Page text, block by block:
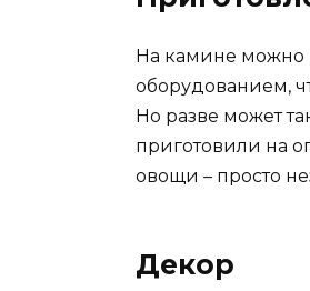
На камине можно
оборудованием,
Но разве может
приготовили на
овощи – просто
Декор